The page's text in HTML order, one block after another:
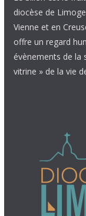
diocèse de
Vienne et en
offre un regard
évènements de la
vitrine » de la vie